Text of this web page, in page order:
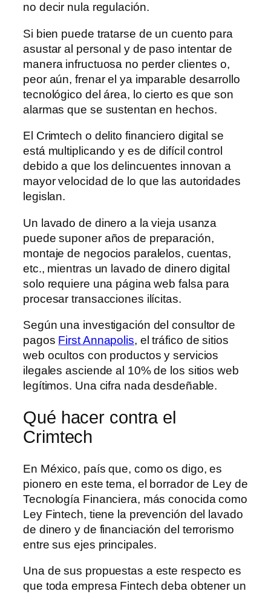
no decir nula regulación.
Si bien puede tratarse de un cuento para
asustar al personal y de paso intentar de
manera infructuosa no perder clientes o,
peor aún, frenar el ya imparable desarrollo
tecnológico del área, lo cierto es que son
alarmas que se sustentan en hechos.
El Crimtech o delito financiero digital se
está multiplicando y es de difícil control
debido a que los delincuentes innovan a
mayor velocidad de lo que las autoridades
legislan.
Un lavado de dinero a la vieja usanza
puede suponer años de preparación,
montaje de negocios paralelos, cuentas,
etc., mientras un lavado de dinero digital
solo requiere una página web falsa para
procesar transacciones ilícitas.
Según una investigación del consultor de
pagos First Annapolis, el tráfico de sitios
web ocultos con productos y servicios
ilegales asciende al 10% de los sitios web
legítimos. Una cifra nada desdeñable.
Qué hacer contra el
Crimtech
En México, país que, como os digo, es
pionero en este tema, el borrador de Ley de
Tecnología Financiera, más conocida como
Ley Fintech, tiene la prevención del lavado
de dinero y de financiación del terrorismo
entre sus ejes principales.
Una de sus propuestas a este respecto es
que toda empresa Fintech deba obtener un